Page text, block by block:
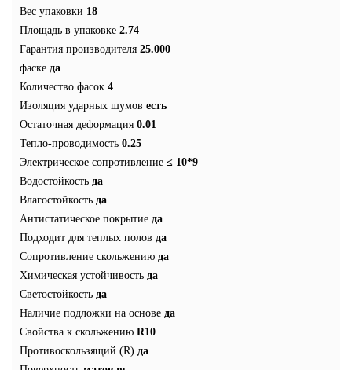
Вес упаковки 18
Площадь в упаковке 2.74
Гарантия производителя 25.000
фаске да
Количество фасок 4
Изоляция ударных шумов есть
Остаточная деформация 0.01
Тепло-проводимость 0.25
Электрическое сопротивление ≤ 10*9
Водостойкость да
Влагостойкость да
Антистатическое покрытие да
Подходит для теплых полов да
Сопротивление скольжению да
Химическая устойчивость да
Светостойкость да
Наличие подложки на основе да
Свойства к скольжению R10
Противоскользящий (R) да